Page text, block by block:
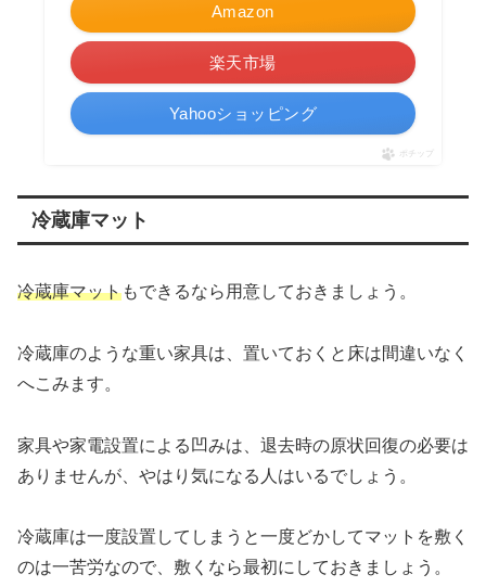
Amazon
楽天市場
Yahooショッピング
ポチップ
冷蔵庫マット
冷蔵庫マットもできるなら用意しておきましょう。
冷蔵庫のような重い家具は、置いておくと床は間違いなく
へこみます。
家具や家電設置による凹みは、退去時の原状回復の必要は
ありませんが、やはり気になる人はいるでしょう。
冷蔵庫は一度設置してしまうと一度どかしてマットを敷く
のは一苦労なので、敷くなら最初にしておきましょう。